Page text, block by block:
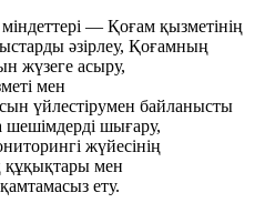
міндеттері — Қоғам қызметінің
әзірлеу, Қоғамның
жүзеге асыру,
мен
үйлестірумен байланысты
шығару,
жүйесінің
құқықтары мен
ету.